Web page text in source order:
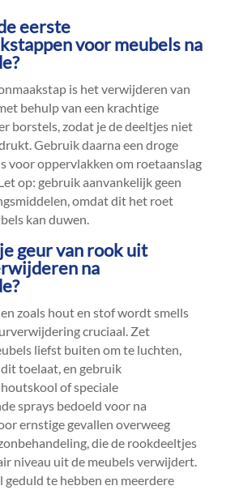
eerste
voor meubels na
is het verwijderen van
behulp van een krachtige
borstels, zodat je de deeltjes niet
Gebruik daarna een droge
voor oppervlakken om roetaanslag
op: gebruik aanvankelijk geen
omdat dit het roet
kan duwen.​
geur van rook uit
na
zoals hout en stof wordt smells
cruciaal.​ Zet
liefst buiten om te luchten,
toelaat, en gebruik
of speciale
sprays bedoeld voor na
ernstige gevallen overweeg
die de rookdeeltjes
niveau uit de meubels verwijdert.​
geduld te hebben en meerdere